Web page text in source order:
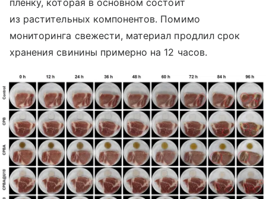
пленку, которая в основном состоит
из растительных компонентов. Помимо
мониторинга свежести, материал продлил срок
хранения свинины примерно на 12 часов.